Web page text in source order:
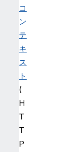
コ
ン
テ
キ
ス
ト
(
H
T
T
P